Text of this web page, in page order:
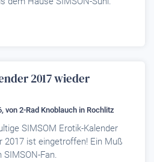
2017 wieder
von 2-Rad Knoblauch in Rochlitz
SIMSOM Erotik-Kalender
2017 ist eingetroffen! Ein Muß
Fan.